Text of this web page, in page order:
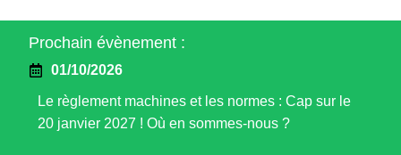
Prochain évènement :
01/10/2026
Le règlement machines et les normes : Cap sur le
20 janvier 2027 ! Où en sommes-nous ?